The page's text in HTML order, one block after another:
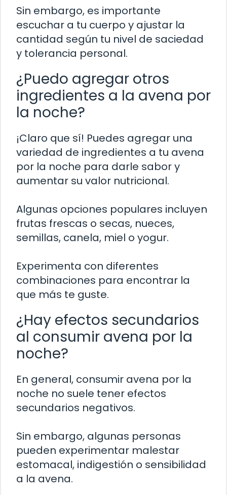
Sin embargo, es importante
escuchar a tu cuerpo y ajustar la
cantidad según tu nivel de saciedad
y tolerancia personal.
¿Puedo agregar otros
ingredientes a la avena por
la noche?
¡Claro que sí! Puedes agregar una
variedad de ingredientes a tu avena
por la noche para darle sabor y
aumentar su valor nutricional.
Algunas opciones populares incluyen
frutas frescas o secas, nueces,
semillas, canela, miel o yogur.
Experimenta con diferentes
combinaciones para encontrar la
que más te guste.
¿Hay efectos secundarios
al consumir avena por la
noche?
En general, consumir avena por la
noche no suele tener efectos
secundarios negativos.
Sin embargo, algunas personas
pueden experimentar malestar
estomacal, indigestión o sensibilidad
a la avena.